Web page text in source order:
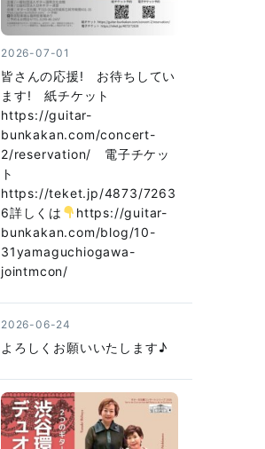
2026-07-01
皆さんの応援! お待ちしてい
ます! 紙チケット
https://guitar-
bunkakan.com/concert-
2/reservation/ 電子チケッ
ト
https://teket.jp/4873/7263
6詳しくは
https://guitar-
bunkakan.com/blog/10-
31yamaguchiogawa-
jointmcon/
2026-06-24
よろしくお願いいたします♪